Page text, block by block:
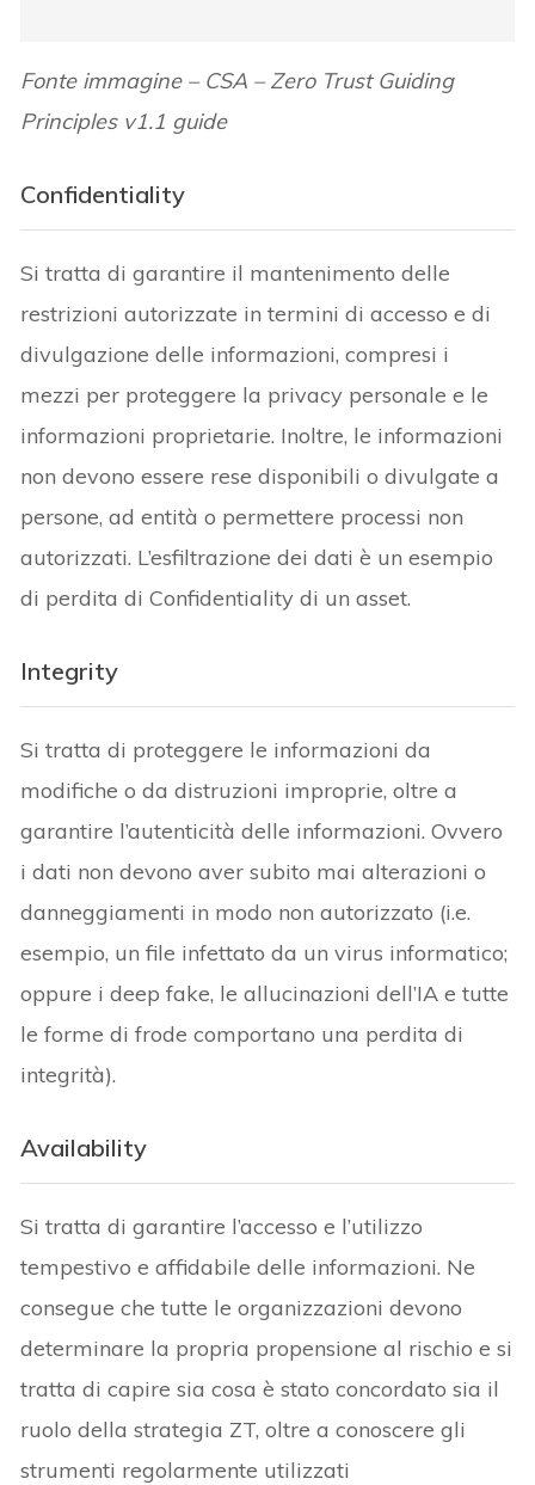
Fonte immagine – CSA – Zero Trust Guiding
Principles v1.1 guide
Confidentiality
Si tratta di garantire il mantenimento delle
restrizioni autorizzate in termini di accesso e di
divulgazione delle informazioni, compresi i
mezzi per proteggere la privacy personale e le
informazioni proprietarie. Inoltre, le informazioni
non devono essere rese disponibili o divulgate a
persone, ad entità o permettere processi non
autorizzati. L’esfiltrazione dei dati è un esempio
di perdita di Confidentiality di un asset.
Integrity
Si tratta di proteggere le informazioni da
modifiche o da distruzioni improprie, oltre a
garantire l’autenticità delle informazioni. Ovvero
i dati non devono aver subito mai alterazioni o
danneggiamenti in modo non autorizzato (i.e.
esempio, un file infettato da un virus informatico;
oppure i deep fake, le allucinazioni dell’IA e tutte
le forme di frode comportano una perdita di
integrità).
Availability
Si tratta di garantire l’accesso e l’utilizzo
tempestivo e affidabile delle informazioni. Ne
consegue che tutte le organizzazioni devono
determinare la propria propensione al rischio e si
tratta di capire sia cosa è stato concordato sia il
ruolo della strategia ZT, oltre a conoscere gli
strumenti regolarmente utilizzati